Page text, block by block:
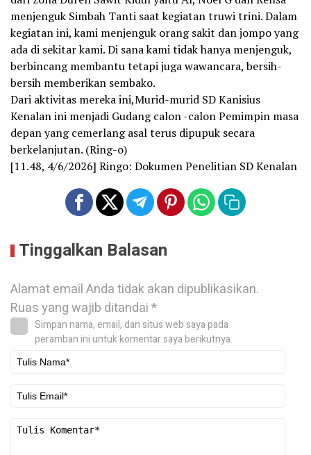
menjenguk Simbah Tanti saat kegiatan truwi trini. Dalam
kegiatan ini, kami menjenguk orang sakit dan jompo yang
ada di sekitar kami. Di sana kami tidak hanya menjenguk,
berbincang membantu tetapi juga wawancara, bersih-
bersih memberikan sembako.
Dari aktivitas mereka ini,Murid-murid SD Kanisius
Kenalan ini menjadi Gudang calon -calon Pemimpin masa
depan yang cemerlang asal terus dipupuk secara
berkelanjutan. (Ring-o)
[11.48, 4/6/2026] Ringo: Dokumen Penelitian SD Kenalan
Tinggalkan Balasan
Alamat email Anda tidak akan dipublikasikan.
Ruas yang wajib ditandai*
Simpan nama, email, dan situs web saya pada
peramban ini untuk komentar saya berikutnya.